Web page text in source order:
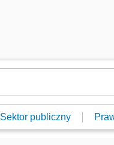
Sektor publiczny